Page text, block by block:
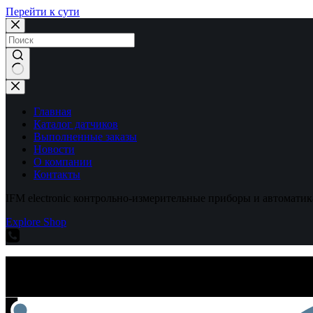
Перейти к сути
Ничего
не
найденоГлавная
Каталог датчиков
Выполненные заказы
Новости
О компании
Контакты
IFM electronic контрольно-измерительные приборы и
Explore Shop